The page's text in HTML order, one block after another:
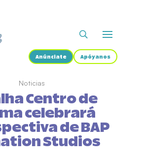
Anúnciate Apóyanos
Noticias
Centro de
celebrará
de BAP
Studios